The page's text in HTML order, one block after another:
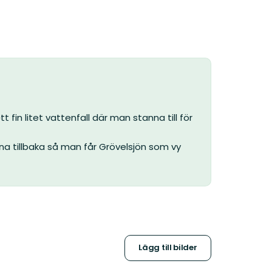
fin litet vattenfall där man stanna till för
tillbaka så man får Grövelsjön som vy
Lägg till bilder